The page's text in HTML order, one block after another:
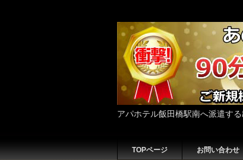
アパホテル飯田橋駅南へ派遣す
TOPページ お問い合わせ